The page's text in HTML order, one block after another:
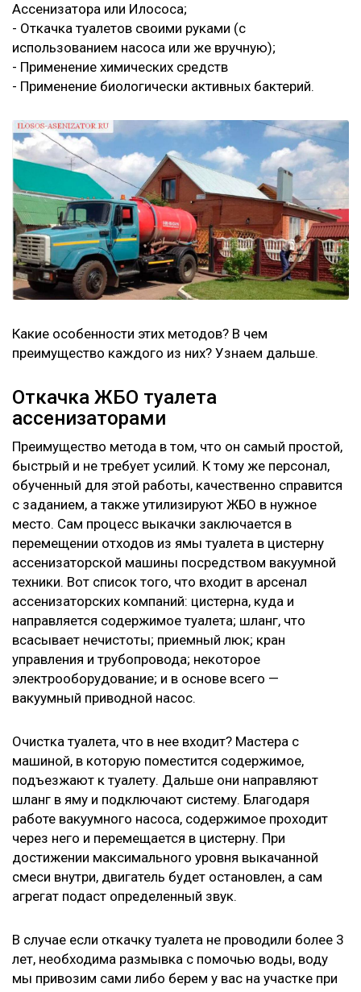
Ассенизатора или Илососа;
- Откачка туалетов своими руками (с
использованием насоса или же вручную);
- Применение химических средств
- Применение биологически активных бактерий.
Какие особенности этих методов? В чем
преимущество каждого из них? Узнаем дальше.
Откачка ЖБО туалета
ассенизаторами
Преимущество метода в том, что он самый простой,
быстрый и не требует усилий. К тому же персонал,
обученный для этой работы, качественно справится
с заданием, а также утилизируют ЖБО в нужное
место. Сам процесс выкачки заключается в
перемещении отходов из ямы туалета в цистерну
ассенизаторской машины посредством вакуумной
техники. Вот список того, что входит в арсенал
ассенизаторских компаний: цистерна, куда и
направляется содержимое туалета; шланг, что
всасывает нечистоты; приемный люк; кран
управления и трубопровода; некоторое
электрооборудование; и в основе всего —
вакуумный приводной насос.
Очистка туалета, что в нее входит? Мастера с
машиной, в которую поместится содержимое,
подъезжают к туалету. Дальше они направляют
шланг в яму и подключают систему. Благодаря
работе вакуумного насоса, содержимое проходит
через него и перемещается в цистерну. При
достижении максимального уровня выкачанной
смеси внутри, двигатель будет остановлен, а сам
агрегат подаст определенный звук.
В случае если откачку туалета не проводили более 3
лет, необходима размывка с помочью воды, воду
мы привозим сами либо берем у вас на участке при